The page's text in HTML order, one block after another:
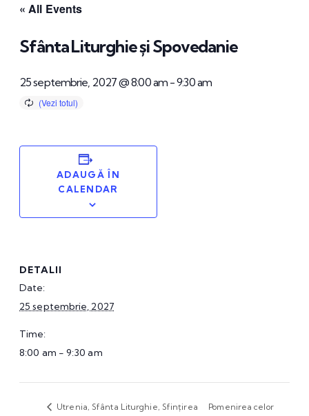
« All Events
Sfânta Liturghie și Spovedanie
25 septembrie, 2027 @ 8:00 am-9:30 am
ADAUGĂ ÎN
CALENDAR
DETALII
Date:
25 septembrie, 2027
Time:
8:00 am - 9:30 am
Utrenia, Sfânta Liturghie, Sfințirea
Pomenirea celor